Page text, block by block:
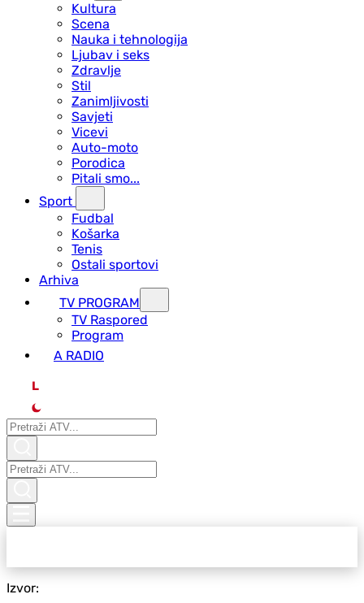
Kultura
Scena
Nauka i tehnologija
Ljubav i seks
Zdravlje
Stil
Zanimljivosti
Savjeti
Vicevi
Auto-moto
Porodica
Pitali smo...
Sport
Fudbal
Košarka
Tenis
Ostali sportovi
Arhiva
TV PROGRAM
ТV Raspored
Program
A RADIO
L
Izvor: